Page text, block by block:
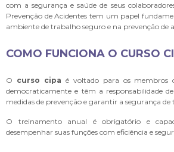
com a segurança e saúde de seus
Prevenção de Acidentes tem um papel
ambiente de trabalho seguro e na prevenção de
COMO FUNCIONA O CURSO
O curso cipa é voltado para os membros
democraticamente e têm a responsabilidade
medidas de prevenção e garantir a segurança de
O treinamento anual é obrigatório e
desempenhar suas funções com eficiência e